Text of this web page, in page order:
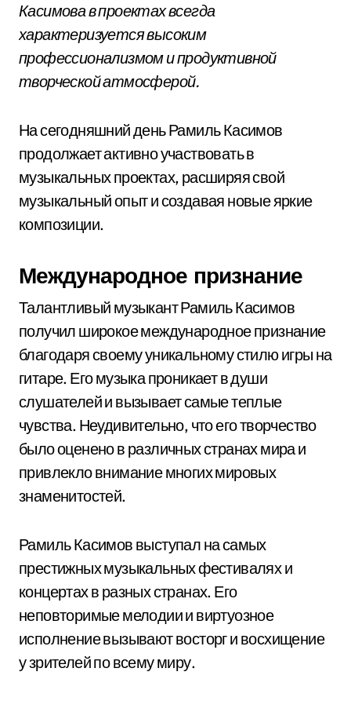
Касимова в проектах всегда
характеризуется высоким
профессионализмом и продуктивной
творческой атмосферой.
На сегодняшний день Рамиль Касимов
продолжает активно участвовать в
музыкальных проектах, расширяя свой
музыкальный опыт и создавая новые яркие
композиции.
Международное признание
Талантливый музыкант Рамиль Касимов
получил широкое международное признание
благодаря своему уникальному стилю игры на
гитаре. Его музыка проникает в души
слушателей и вызывает самые теплые
чувства. Неудивительно, что его творчество
было оценено в различных странах мира и
привлекло внимание многих мировых
знаменитостей.
Рамиль Касимов выступал на самых
престижных музыкальных фестивалях и
концертах в разных странах. Его
неповторимые мелодии и виртуозное
исполнение вызывают восторг и восхищение
у зрителей по всему миру.